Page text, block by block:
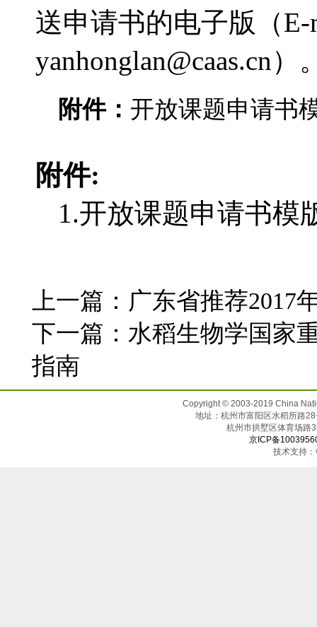
送申请书的电子版（E-
yanhonglan@caas.cn）
附件： 开放课题申请书
附件:
1.开放课题申请书模
上一篇： 广东省推荐2017
下一篇： 水稻生物学国家
指南
Copyright © 2003-2019 China
地址：杭州市富阳区水稻所路
杭州市拱墅区体
京ICP备
技术支持